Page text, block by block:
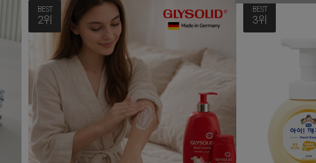
BEST
2위
BEST
3위